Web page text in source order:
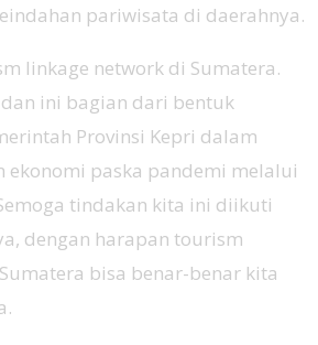
pariwisata di daerahnya.
linkage network di Sumatera.
ini bagian dari bentuk
Provinsi Kepri dalam
ekonomi paska pandemi melalui
tindakan kita ini diikuti
dengan harapan tourism
bisa benar-benar kita